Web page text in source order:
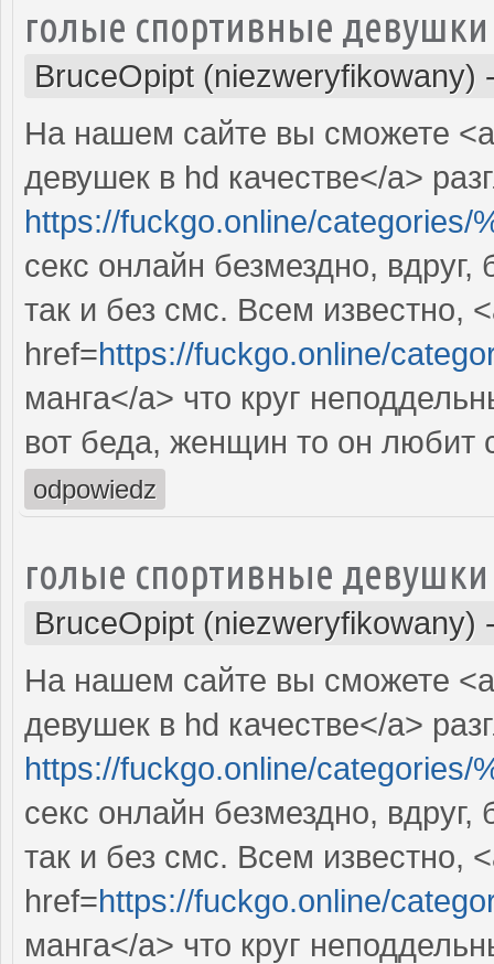
голые спортивные девушки
BruceOpipt (niezweryfikowany)
На нашем сайте вы сможете
девушек в hd качестве</a>
https://fuckgo.online/categories/
секс онлайн безмездно,
так и без смс. Всем известно,
href=https://fuckgo.online/
манга</a> что круг
вот беда, женщин то он любит
odpowiedz
голые спортивные девушки
BruceOpipt (niezweryfikowany)
На нашем сайте вы сможете
девушек в hd качестве</a>
https://fuckgo.online/categories/
секс онлайн безмездно,
так и без смс. Всем известно,
href=https://fuckgo.online/
манга</a> что круг